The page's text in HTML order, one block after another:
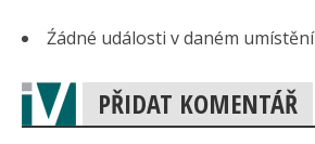
Źádné události v daném umístění
PŘIDAT KOMENTÁŘ